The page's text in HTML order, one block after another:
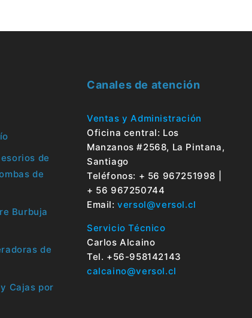
de
de
Burbuja
de
Cajas por
Canales de atención
Ventas y Administración
Oficina central: Los
Manzanos #2568, La Pintana,
Santiago
Teléfonos: + 56 967251998 |
+ 56 967250744
Email:versol@versol.cl
Servicio Técnico
Carlos Alcaino
Tel. +56-958142143
calcaino@versol.cl